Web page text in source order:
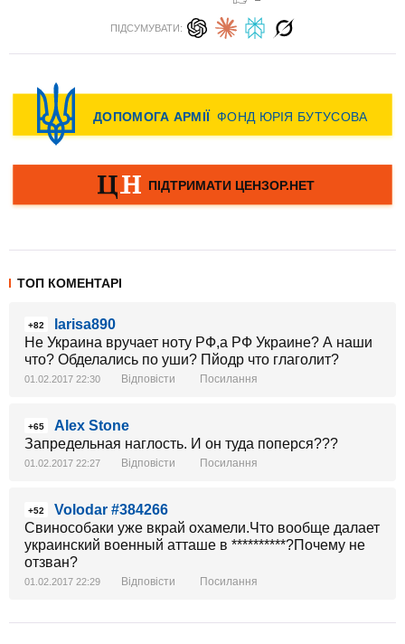
ПІДСУМУВАТИ:
ТОП КОМЕНТАРІ
+82
larisa890
Не Украина вручает ноту РФ,а РФ Украине? А наши
что? Обделались по уши? Пйодр что глаголит?
01.02.2017 22:30 Відповісти Посилання
+65
Alex Stone
Запредельная наглость. И он туда поперся???
01.02.2017 22:27 Відповісти Посилання
+52
Volodar #384266
Свинособаки уже вкрай охамели.Что вообще далает
украинский военный атташе в **********?Почему не
отзван?
01.02.2017 22:29 Відповісти Посилання